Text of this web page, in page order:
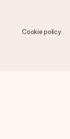
Cookie policy